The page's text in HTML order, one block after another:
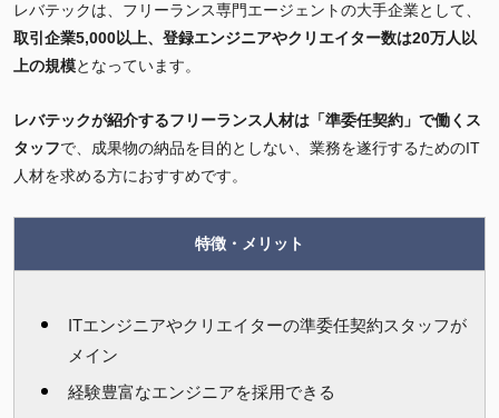
レバテックは、フリーランス専門エージェントの大手企業として、
取引企業5,000以上、登録エンジニアやクリエイター数は20万人以
上の規模となっています。
レバテックが紹介するフリーランス人材は 「準委任契約」で働くス
タッフで、成果物の納品を目的としない、業務を遂行するためのIT
人材を求める方におすすめです。
特徴・メリット
ITエンジニアやクリエイターの準委任契約スタッフが
メイン
経験豊富なエンジニアを採用できる